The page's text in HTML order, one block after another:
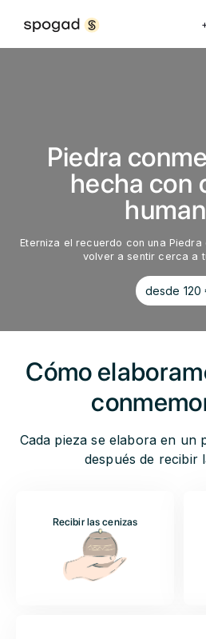
Piedra
hecha con
Eterniza el recuerdo con una
volver a sentir cerca a
desde 120
Cómo
Cada pieza se elabora en un
después de recibir
Recibir las cenizas